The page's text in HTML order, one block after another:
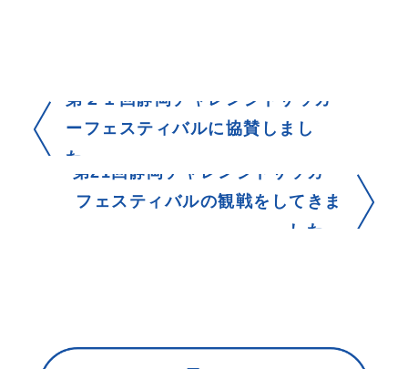
第２１回静岡チャレンジドサッカ
ーフェスティバルに協賛しまし
た。
第21回静岡チャレンジドサッカー
フェスティバルの観戦をしてきま
した。